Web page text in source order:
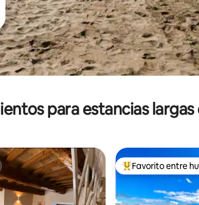
para estancias largas
De los mejores en
Favorito entre